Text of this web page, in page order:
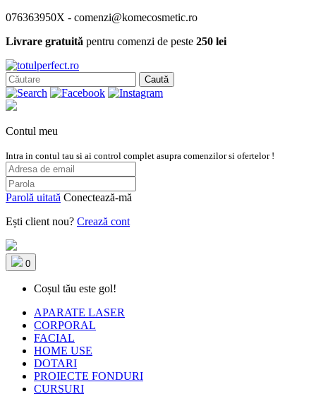
076363950X - comenzi@komecosmetic.ro
Livrare gratuită pentru comenzi de peste 250 lei
Caută
Contul meu
Intra in contul tau si ai control complet asupra comenzilor si ofertelor !
Parolă uitată Conectează-mă
Ești client nou? Crează cont
0
Coșul tău este gol!
APARATE LASER
CORPORAL
FACIAL
HOME USE
DOTARI
PROIECTE FONDURI
CURSURI